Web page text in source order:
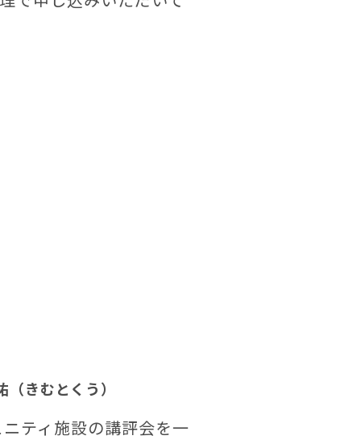
きむとくう）
ティ施設の講評会を一